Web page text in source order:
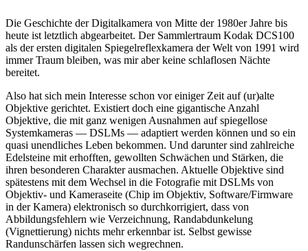
Die Geschichte der Digitalkamera von Mitte der 1980er Jahre bis
heute ist letztlich abgearbeitet. Der Sammlertraum Kodak DCS100
als der ersten digitalen Spiegelreflexkamera der Welt von 1991 wird
immer Traum bleiben, was mir aber keine schlaflosen Nächte
bereitet.
Also hat sich mein Interesse schon vor einiger Zeit auf (ur)alte
Objektive gerichtet. Existiert doch eine gigantische Anzahl
Objektive, die mit ganz wenigen Ausnahmen auf spiegellose
Systemkameras — DSLMs — adaptiert werden können und so ein
quasi unendliches Leben bekommen. Und darunter sind zahlreiche
Edelsteine mit erhofften, gewollten Schwächen und Stärken, die
ihren besonderen Charakter ausmachen. Aktuelle Objektive sind
spätestens mit dem Wechsel in die Fotografie mit DSLMs von
Objektiv- und Kameraseite (Chip im Objektiv, Software/Firmware
in der Kamera) elektronisch so durchkorrigiert, dass von
Abbildungsfehlern wie Verzeichnung, Randabdunkelung
(Vignettierung) nichts mehr erkennbar ist. Selbst gewisse
Randunschärfen lassen sich wegrechnen.